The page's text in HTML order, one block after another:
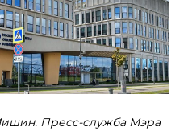
Пресс-служба Мэра